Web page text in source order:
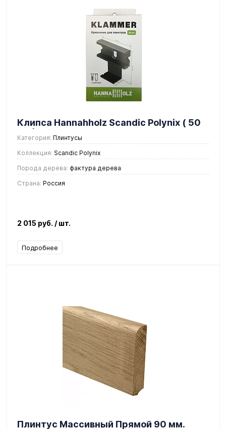
Клипса Hannahholz Scandic Polynix ( 50
шт )
Категория: Плинтусы
Коллекция: Scandic Polynix
Порода дерева: фактура дерева
Страна: Россия
2 015 руб. / шт.
Подробнее
Плинтус Массивный Прямой 90 мм.